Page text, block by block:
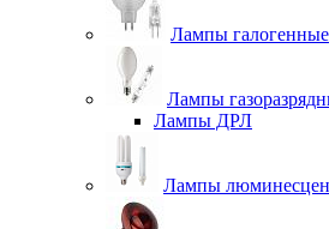
Лампы галогенные
Лампы
Лампы ДРЛ
Лампы